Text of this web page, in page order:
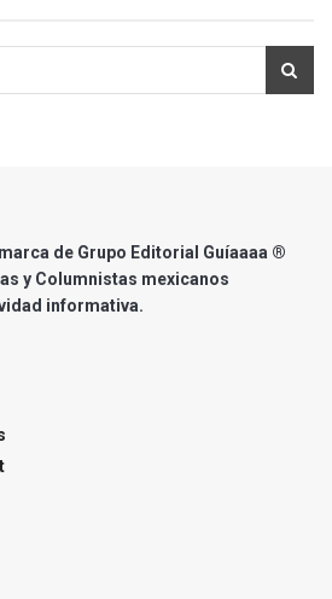
de Grupo Editorial Guíaaaa ®
y Columnistas mexicanos
informativa.